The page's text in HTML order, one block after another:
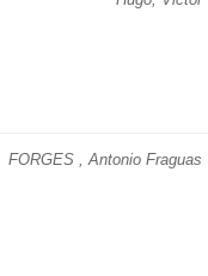
FORGES , Antonio Fraguas